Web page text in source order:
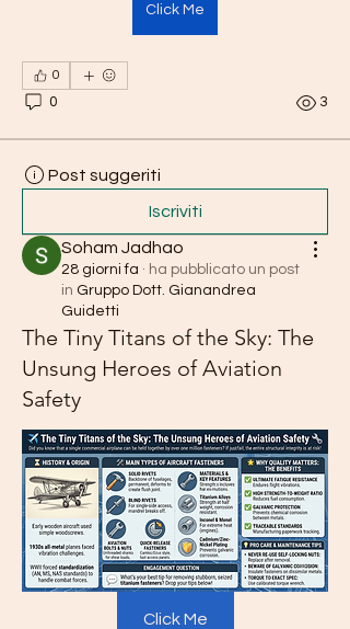
Click Me
0
0 3
Post suggeriti
Iscriviti
Soham Jadhao
28 giorni fa · ha pubblicato un post
in Gruppo Dott. Gianandrea
Guidetti
The Tiny Titans of the Sky: The
Unsung Heroes of Aviation
Safety
Click Me